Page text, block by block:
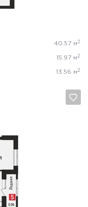
40.57 м 2
15.97 м 2
13.56 м 2